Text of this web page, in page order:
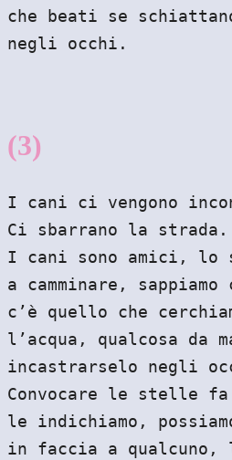
che beati se
negli occhi.
(3)
I cani ci vengono
Ci sbarrano la
I cani sono amici, lo
a camminare,
c’è quello che
l’acqua, qualcosa da
incastrarselo negli
Convocare le stelle
le indichiamo,
in faccia a qualcuno,